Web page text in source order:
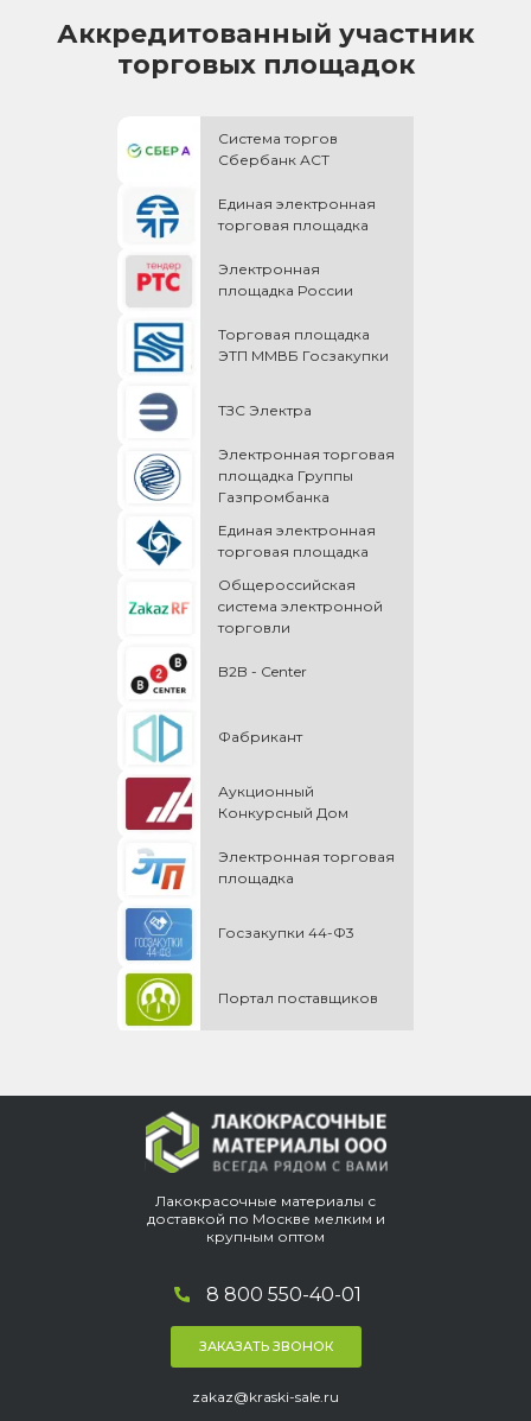
Аккредитованный участник
торговых площадок
Система торгов
Сбербанк АСТ
Единая электронная
торговая площадка
Электронная
площадка России
Торговая площадка
ЭТП ММВБ Госзакупки
ТЗС Электра
Электронная торговая
площадка Группы
Газпромбанка
Единая электронная
торговая площадка
Общероссийская
cистема электронной
торговли
B2B - Center
Фабрикант
Аукционный
Конкурсный Дом
Электронная торговая
площадка
Госзакупки 44-Ф3
Портал поставщиков
Лакокрасочные материалы с
доставкой по Москве мелким и
крупным оптом
8 800 550-40-01
ЗАКАЗАТЬ ЗВОНОК
zakaz@kraski-sale.ru